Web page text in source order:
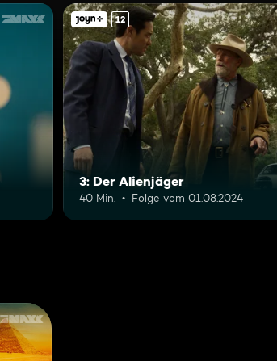
12
3: Der Alienjäger
40 Min. Folge vom 01.08.2024